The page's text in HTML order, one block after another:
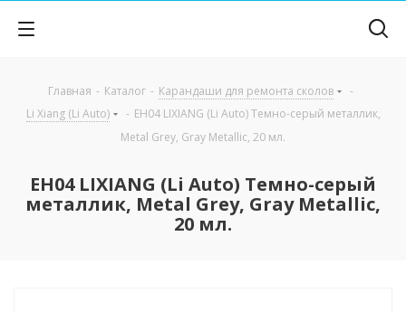
Главная - Каталог - Карандаши для ремонта сколов
-
Li Xiang (Li Auto)
- EH04 LIXIANG (Li Auto) Темно-серый металлик,
Metal Grey, Gray Metallic, 20 мл.
EH04 LIXIANG (Li Auto) Темно-серый
металлик, Metal Grey, Gray Metallic,
20 мл.